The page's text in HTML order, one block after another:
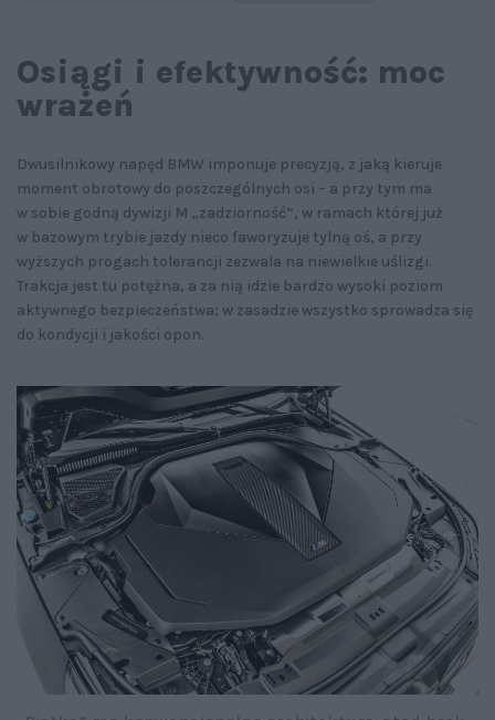
Osiągi i efektywność: moc
wrażeń
Dwusilnikowy napęd BMW imponuje precyzją, z jaką kieruje
moment obrotowy do poszczególnych osi – a przy tym ma
w sobie godną dywizji M „zadziorność”, w ramach której już
w bazowym trybie jazdy nieco faworyzuje tylną oś, a przy
wyższych progach tolerancji zezwala na niewielkie uślizgi.
Trakcja jest tu potężna, a za nią idzie bardzo wysoki poziom
aktywnego bezpieczeństwa; w zasadzie wszystko sprowadza się
do kondycji i jakości opon.